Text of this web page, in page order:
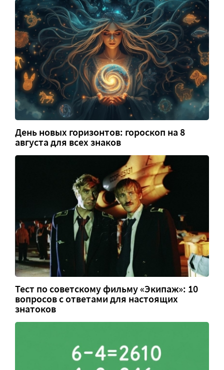
День новых горизонтов: гороскоп на 8
августа для всех знаков
Тест по советскому фильму «Экипаж»: 10
вопросов с ответами для настоящих
знатоков